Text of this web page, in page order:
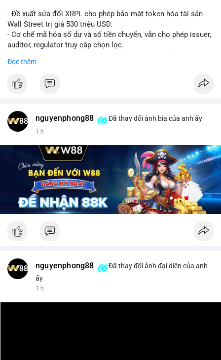
- Đề xuất sửa đổi XRPL cho phép bảo mật token hóa tài sản
Wall Street trị giá 530 triệu USD.
- Cơ chế mã hóa số dư và số tiền chuyển, vẫn cho phép issuer,
auditor, regulator truy cập chọn lọc.
tài chính.
chức tài chính.
$xrp
#titanbot
📰 Nguồn: CoinDesk
Đọc thêm
nguyenphong88 Đã thay đổi ảnh bìa của anh ấy
1 h
nguyenphong88
Đã thay đổi ảnh đại diện của anh
ấy
1 h